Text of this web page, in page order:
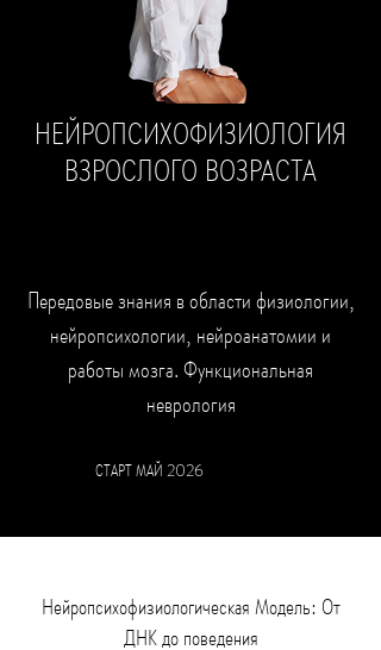
НЕЙРОПСИХОФИЗИОЛОГИЯ
ВЗРОСЛОГО ВОЗРАСТА
Передовые знания в области физиологии,
нейропсихологии, нейроанатомии и
работы мозга. Функциональная
неврология
СТАРТ МАЙ 2026
Нейропсихофизиологическая Модель: От
ДНК до поведения